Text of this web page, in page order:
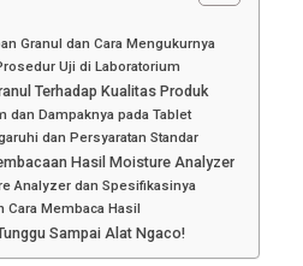
Granul dan Cara Mengukurnya
Uji di Laboratorium
Terhadap Kualitas Produk
dan Dampaknya pada Tablet
dan Persyaratan Standar
Hasil Moisture Analyzer
Analyzer dan Spesifikasinya
Cara Membaca Hasil
Sampai Alat Ngaco!